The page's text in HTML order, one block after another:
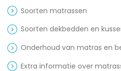
Soorten matrassen
Soorten dekbedden en
Onderhoud van matras en
Extra informatie over